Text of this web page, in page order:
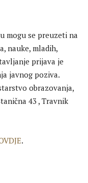
mogu se preuzeti na
nauke, mladih,
prijava je
javnog poziva.
obrazovanja,
43 , Travnik
.